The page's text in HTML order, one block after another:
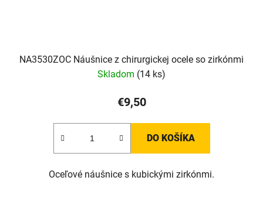
NA3530ZOC Náušnice z chirurgickej ocele so zirkónmi
Skladom (14 ks)
€9,50
DO KOŠÍKA
Oceľové náušnice s kubickými zirkónmi.